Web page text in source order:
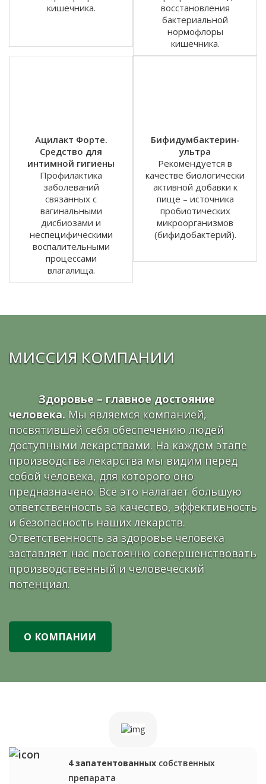
кишечника.
восстановления
бактериальной
нормофлоры
кишечника.
Ацилакт Форте.
Средство для
интимной гигиены
Профилактика
заболеваний
связанных с
вагинальными
дисбиозами и
неспецифическими
воспалительными
процессами
влагалища.
Бифидумбактерин-
ультра
Рекомендуется в
качестве биологически
активной добавки к
пище – источника
пробиотических
микроорганизмов
(бифидобактерий).
МИССИЯ КОМПАНИИ
Здоровье – главное достояние
человека. Мы являемся компанией,
посвятившей себя обеспечению людей
доступными лекарствами. На каждом этапе
производства лекарства мы видим перед
собой человека, для которого оно
предназначено. Всё это налагает большую
ответственность за качество, эффективность
и безопасность наших лекарств.
Ответственность за здоровье человека
заставляет нас постоянно совершенствовать
производственный и человеческий
потенциал.
О КОМПАНИИ
4 запатентованных собственных
препарата